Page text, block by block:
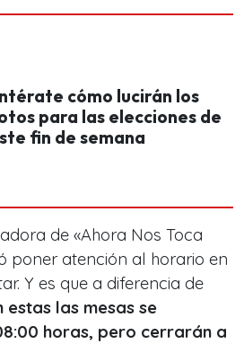
cómo lucirán los
para las elecciones de
fin de semana
de «Ahora Nos Toca
poner atención al horario en
Y es que a diferencia de
estas las mesas se
horas, pero cerrarán a